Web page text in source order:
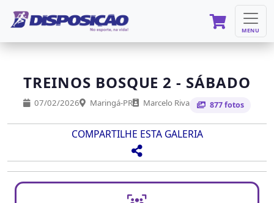
MENU
TREINOS BOSQUE 2 - SÁBADO
07/02/2026 Maringá-PR Marcelo Riva 877 fotos
COMPARTILHE ESTA GALERIA